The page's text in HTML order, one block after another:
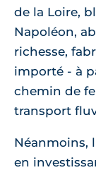
de la Loire,
Napoléon,
richesse,
importé - à
chemin de
transport
Néanmoins,
en